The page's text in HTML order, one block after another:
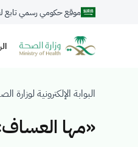
موقع حكومي رسمي تابع
البوابة الإلكترونية لوزارة
«مها